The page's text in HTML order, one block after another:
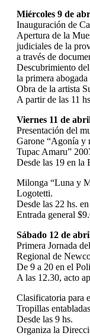
Miércoles 9 de
Inauguración de
Apertura de la
judiciales de la
a través de
Descubrimiento
la primera
Obra de la artista
A partir de las 11
Viernes 11 de
Presentación del
Garone “Agonía y
Tupac Amaru”
Desde las 19 en la
Milonga “Luna y
Logotetti.
Desde las 22 hs.
Entrada general
Sábado 12 de
Primera Jornada
Regional de
De 9 a 20 en el
A las 12.30, acto
Clasificatoria para
Tropillas
Desde las 9 hs.
Organiza la